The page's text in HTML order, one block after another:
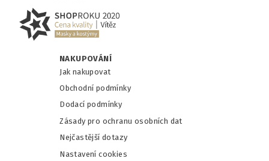
NAKUPOVÁNÍ
Jak nakupovat
Obchodní podmínky
Dodací podmínky
Zásady pro ochranu osobních dat
Nejčastější dotazy
Nastavení cookies